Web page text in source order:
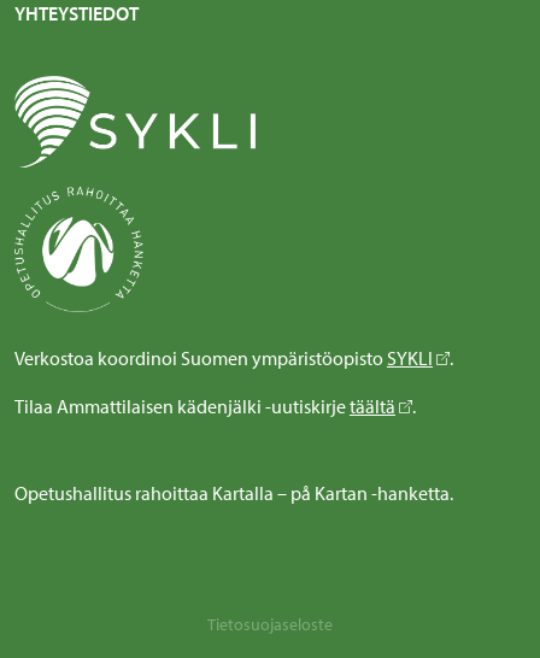
YHTEYSTIEDOT
Verkostoa koordinoi Suomen ympäristöopisto SYKLI
.
Tilaa Ammattilaisen kädenjälki -uutiskirjetäältä .
Opetushallitus rahoittaa Kartalla – på Kartan -hanketta.
Tietosuojaseloste